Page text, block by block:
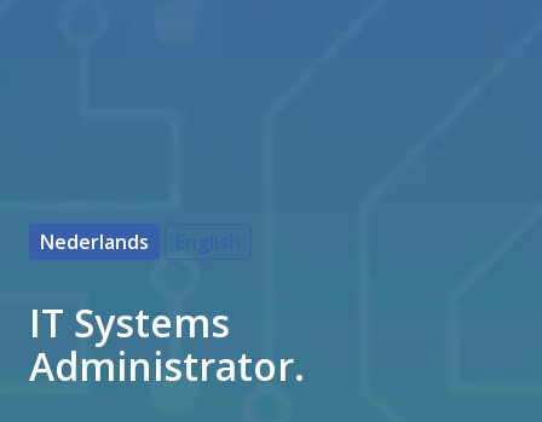
Nederlands English
IT Systems
Administrator.